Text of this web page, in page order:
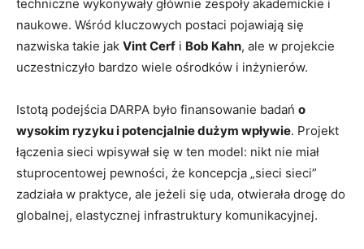
techniczne wykonywały głównie zespoły akademickie i
naukowe. Wśród kluczowych postaci pojawiają się
nazwiska takie jak Vint Cerf i Bob Kahn, ale w projekcie
uczestniczyło bardzo wiele ośrodków i inżynierów.
Istotą podejścia DARPA było finansowanie badań o
wysokim ryzyku i potencjalnie dużym wpływie. Projekt
łączenia sieci wpisywał się w ten model: nikt nie miał
stuprocentowej pewności, że koncepcja „sieci sieci”
zadziała w praktyce, ale jeżeli się uda, otwierała drogę do
globalnej, elastycznej infrastruktury komunikacyjnej.